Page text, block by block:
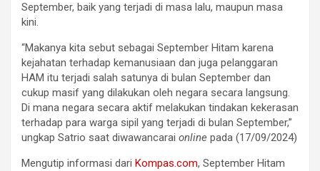
September, baik yang terjadi di masa lalu, maupun masa
kini.
“Makanya kita sebut sebagai September Hitam karena
kejahatan terhadap kemanusiaan dan juga pelanggaran
HAM itu terjadi salah satunya di bulan September dan
cukup masif yang dilakukan oleh negara secara langsung.
Di mana negara secara aktif melakukan tindakan kekerasan
terhadap para warga sipil yang terjadi di bulan September,”
ungkap Satrio saat diwawancarai online pada (17/09/2024)
Mengutip informasi dari Kompas.com, September Hitam